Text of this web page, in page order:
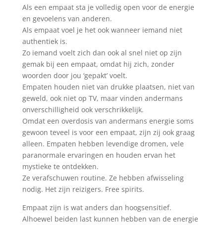
Als een empaat sta je volledig open voor de energie
en gevoelens van anderen.
Als empaat voel je het ook wanneer iemand niet
authentiek is.
Zo iemand voelt zich dan ook al snel niet op zijn
gemak bij een empaat, omdat hij zich, zonder
woorden door jou ‘gepakt’ voelt.
Empaten houden niet van drukke plaatsen, niet van
geweld, ook niet op TV, maar vinden andermans
onverschilligheid ook verschrikkelijk.
Omdat een overdosis van andermans energie soms
gewoon teveel is voor een empaat, zijn zij ook graag
alleen. Empaten hebben levendige dromen, vele
paranormale ervaringen en houden ervan het
mystieke te ontdekken.
Ze verafschuwen routine. Ze hebben afwisseling
nodig. Het zijn reizigers. Free spirits.
Empaat zijn is wat anders dan hoogsensitief.
Alhoewel beiden last kunnen hebben van de energie